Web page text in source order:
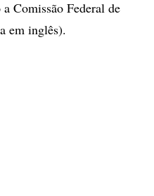
Comissão Federal de
em inglês).